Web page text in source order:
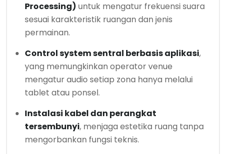
Processing) untuk mengatur frekuensi suara
sesuai karakteristik ruangan dan jenis
permainan.
Control system sentral berbasis aplikasi,
yang memungkinkan operator venue
mengatur audio setiap zona hanya melalui
tablet atau ponsel.
Instalasi kabel dan perangkat
tersembunyi, menjaga estetika ruang tanpa
mengorbankan fungsi teknis.